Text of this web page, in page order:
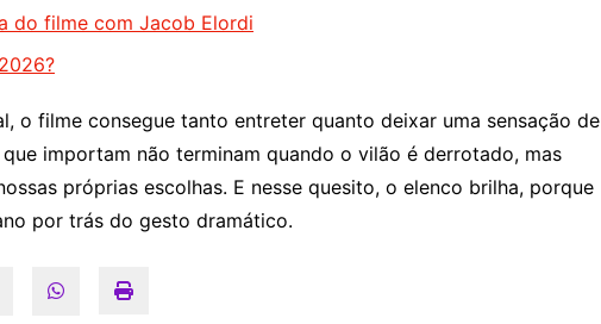
do filme com Jacob Elordi
o filme consegue tanto entreter quanto deixar uma sensação de
importam não terminam quando o vilão é derrotado, mas
próprias escolhas. E nesse quesito, o elenco brilha, porque
por trás do gesto dramático.